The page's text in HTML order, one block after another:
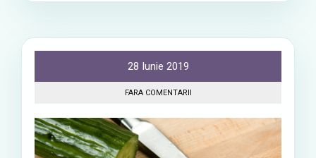
28 Iunie 2019
FARA COMENTARII